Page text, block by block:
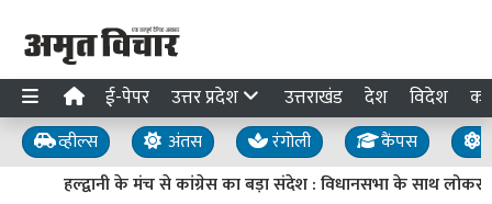
ई-पेपर उत्तर प्रदेश उत्तराखंड देश विदेश
व्हील्स अंतस रंगोली कैंपस
हल्द्वानी के मंच से कांग्रेस का बड़ा संदेश : विधानसभा के साथ